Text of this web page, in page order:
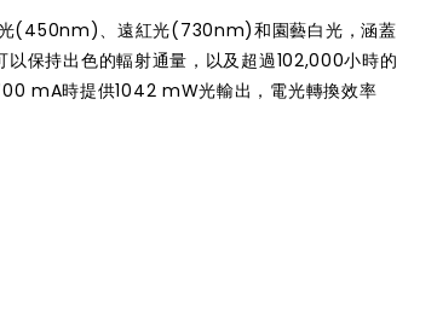
(450nm)、遠紅光(730nm)和園藝白光，涵蓋
保持出色的輻射通量，以及超過102,000小時的
mA時提供1042 mW光輸出，電光轉換效率